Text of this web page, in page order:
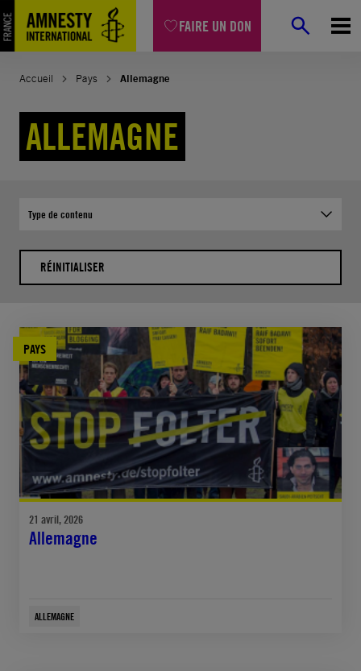
FAIRE UN DON
Aller
au
contenu
Accueil Pays Allemagne
ALLEMAGNE
Type de contenu
RÉINITIALISER
PAYS
21 avril, 2026
Allemagne
ALLEMAGNE